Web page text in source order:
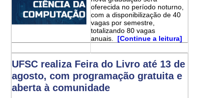
oferecida no período noturno,
com a disponibilização de 40
vagas por semestre,
totalizando 80 vagas
anuais.
[Continue a leitura]
UFSC realiza Feira do Livro até 13 de
agosto, com programação gratuita e
aberta à comunidade